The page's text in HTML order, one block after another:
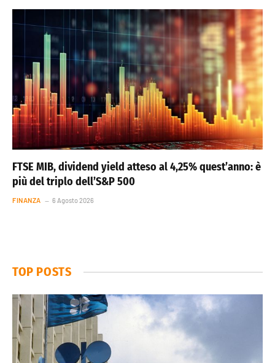
FTSE MIB, dividend yield atteso al 4,25% quest’anno: è
più del triplo dell’S&P 500
FINANZA 6 Agosto 2026
TOP POSTS